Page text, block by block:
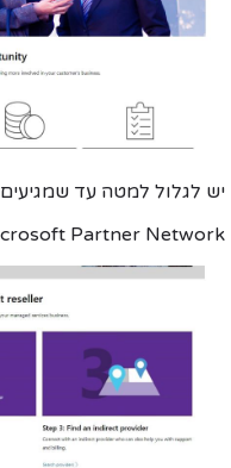
יש לגלול למטה עד שמגיעים
Partner Network